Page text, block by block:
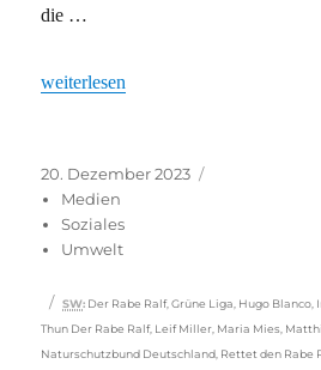
die …
„Mediales Vogelsterben“
weiterlesen
Veröffentlicht
am
20. Dezember 2023
Medien
Soziales
Umwelt
Schlagwörter
SW: Der Rabe Ralf,Grüne Liga Hugo Blanco
Thun Der Rabe Ralf, Leif Miller Maria Mies
Naturschutzbund Deutschland Rettet den Rabe